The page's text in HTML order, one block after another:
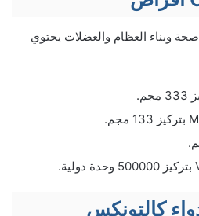
وبناء العظام والعضلات يحتوي
كالتونكس